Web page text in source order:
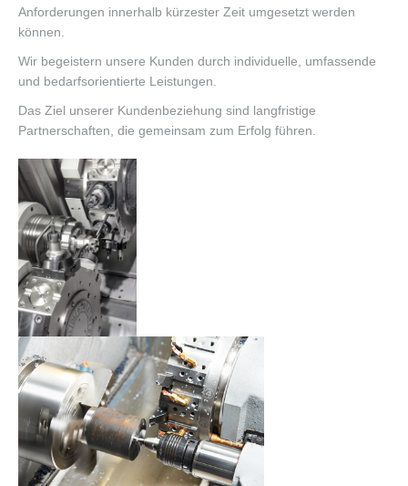
Anforderungen innerhalb kürzester Zeit umgesetzt werden
können.
Wir begeistern unsere Kunden durch individuelle, umfassende
und bedarfsorientierte Leistungen.
Das Ziel unserer Kundenbeziehung sind langfristige
Partnerschaften, die gemeinsam zum Erfolg führen.